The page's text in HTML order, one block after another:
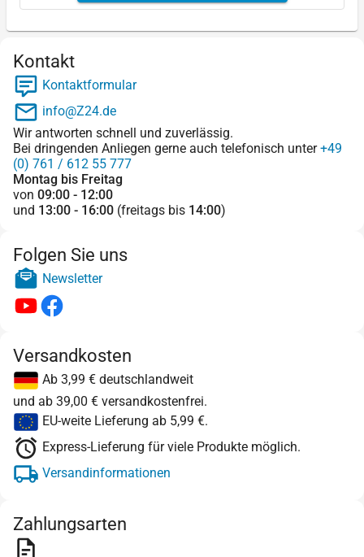
Kontakt
Kontaktformular
info@Z24.de
Wir antworten schnell und zuverlässig.
Bei dringenden Anliegen gerne auch telefonisch unter+49
(0) 761 / 612 55 777
Montag bis Freitag
von 09:00 - 12:00
und 13:00 - 16:00 (freitags bis 14:00)
Folgen Sie uns
Newsletter
Versandkosten
Ab 3,99 € deutschlandweit
und ab 39,00 € versandkostenfrei.
EU-weite Lieferung ab 5,99 €.
Express-Lieferung für viele Produkte möglich.
Versandinformationen
Zahlungsarten